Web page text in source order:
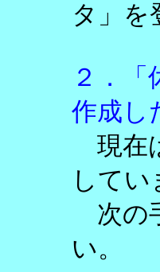
タ」を
２．
作成し
現在
してい
次の
い。